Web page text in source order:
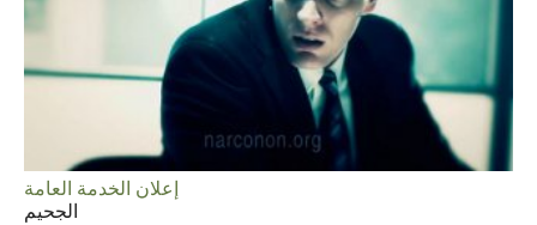
إعلان الخدمة العامة
الجحيم